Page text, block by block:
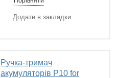
Додати в закладки
Ручка-тримач
акумуляторів P10 for